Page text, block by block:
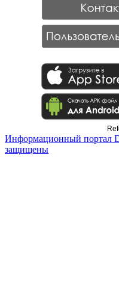
Информационный портал
защищены